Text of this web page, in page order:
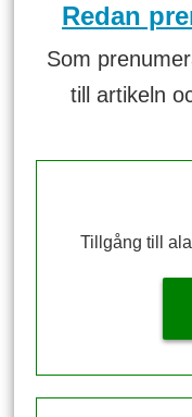
Redan
Som
till artikeln
Tillgång till